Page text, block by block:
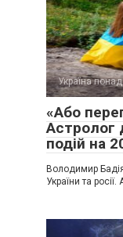
Україна
«Або
Астролог
подій на
Володимир
України та